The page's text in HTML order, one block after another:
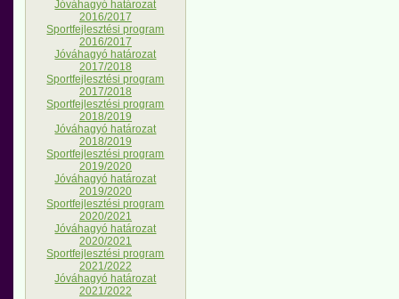
Jóváhagyó határozat
2016/2017
Sportfejlesztési program
2016/2017
Jóváhagyó határozat
2017/2018
Sportfejlesztési program
2017/2018
Sportfejlesztési program
2018/2019
Jóváhagyó határozat
2018/2019
Sportfejlesztési program
2019/2020
Jóváhagyó határozat
2019/2020
Sportfejlesztési program
2020/2021
Jóváhagyó határozat
2020/2021
Sportfejlesztési program
2021/2022
Jóváhagyó határozat
2021/2022